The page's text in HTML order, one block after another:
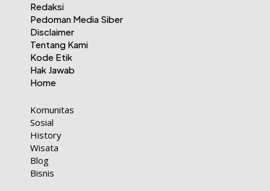
Redaksi
Pedoman Media Siber
Disclaimer
Tentang Kami
Kode Etik
Hak Jawab
Home
Komunitas
Sosial
History
Wisata
Blog
Bisnis